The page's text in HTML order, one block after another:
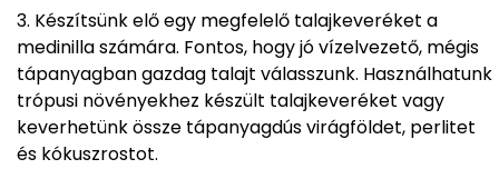
Készítsünk elő egy megfelelő talajkeveréket a
medinilla számára. Fontos, hogy jó vízelvezető, mégis
tápanyagban gazdag talajt válasszunk. Használhatunk
trópusi növényekhez készült talajkeveréket vagy
keverhetünk össze tápanyagdús virágföldet, perlitet
és kókuszrostot.